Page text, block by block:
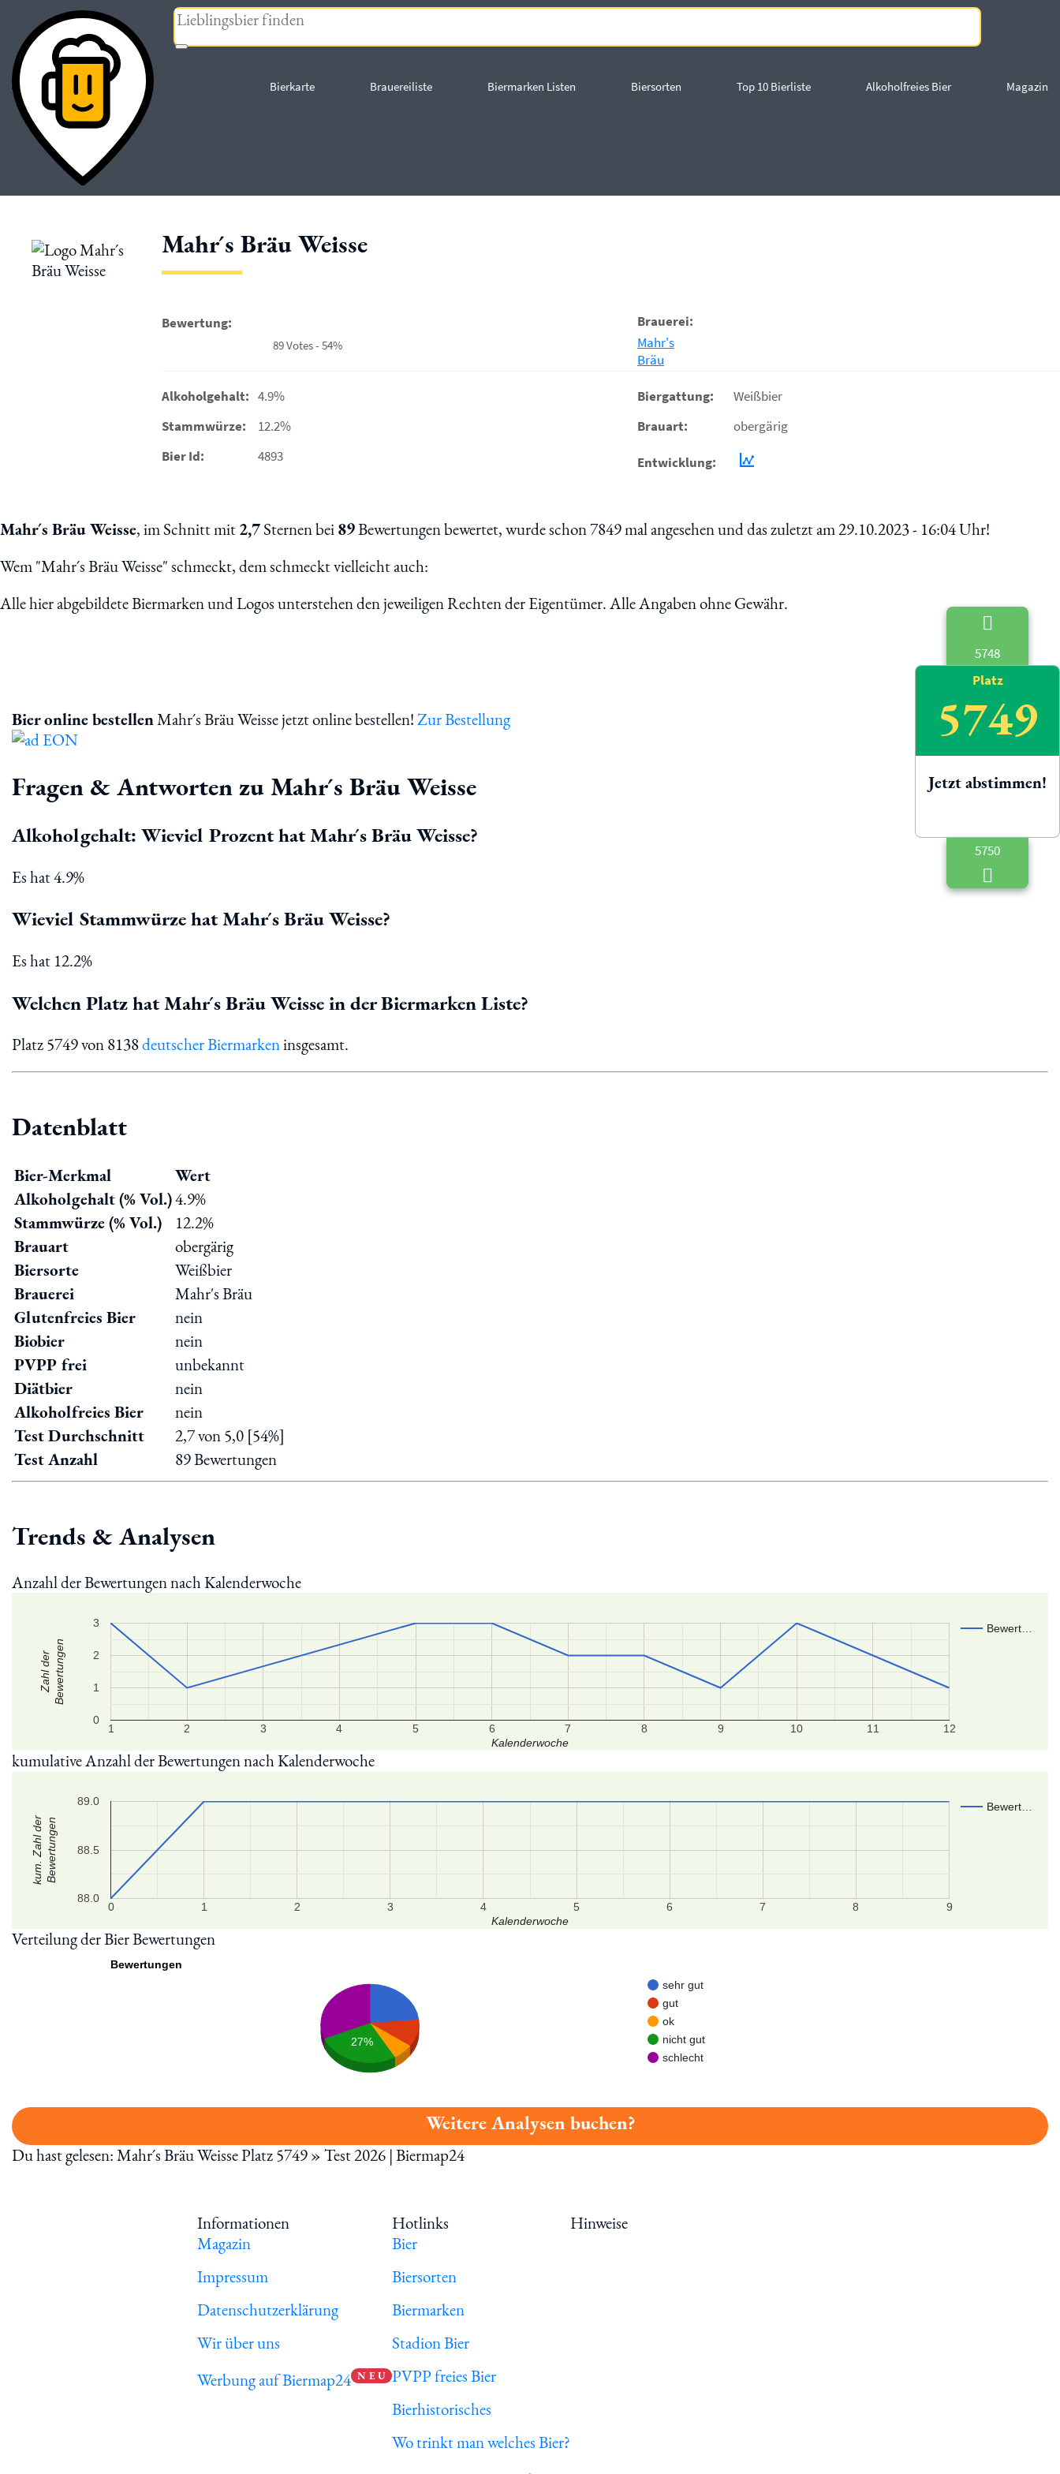
Bierkarte Brauereiliste Biermarken Listen Biersorten Top 10 Bierliste Alkoholfreies Bier Magazin
« zurück
Mahr´s Bräu Weisse
Bewertung:
89 Votes - 54%
Brauerei:
Mahr's
Bräu
Alkoholgehalt: 4.9%
Stammwürze:
12.2%
Bier Id:
4893
Biergattung:
Weißbier
Brauart:
obergärig
Entwicklung:
Mahr´s Bräu Weisse, im Schnitt mit2,7Sternen bei89Bewertungen bewertet, wurde schon 7849 mal angesehen und das zuletzt am 29.10.2023 - 16:04 Uhr!
Wem "Mahr´s Bräu Weisse" schmeckt, dem schmeckt vielleicht auch:
Alle hier abgebildete Biermarken und Logos unterstehen den jeweiligen Rechten der Eigentümer. Alle Angaben ohne Gewähr.
5748
Platz
5749
Jetzt abstimmen!
5750
Bier online bestellenMahr´s Bräu Weisse jetzt online bestellen!Zur Bestellung
Fragen & Antworten zu Mahr´s Bräu Weisse
Alkoholgehalt: Wieviel Prozent hat Mahr´s Bräu Weisse?
Es hat 4.9%
Wieviel Stammwürze hat Mahr´s Bräu Weisse?
Es hat 12.2%
Welchen Platz hat Mahr´s Bräu Weisse in der Biermarken Liste?
Platz 5749 von 8138deutscher Biermarkeninsgesamt.
Datenblatt
Bier-Merkmal
Wert
Alkoholgehalt (% Vol.)4.9%
Stammwürze (% Vol.)
12.2%
Brauart
obergärig
Biersorte
Weißbier
Brauerei
Mahr's Bräu
Glutenfreies Bier
nein
Biobier
nein
PVPP frei
unbekannt
Diätbier
nein
Alkoholfreies Bier
nein
Test Durchschnitt
2,7 von 5,0 [54%]
Test Anzahl
89 Bewertungen
Trends & Analysen
Anzahl der Bewertungen nach Kalenderwoche
Bewert…
1 2 3 4 5 6 7 8 9 10 11 12
0
1
2
3
Kalenderwoche
Zahl derBewertungen
kumulative Anzahl der Bewertungen nach Kalenderwoche
Bewert…
0 1 2 3 4 5 6 7 8 9
88.0
88.5
89.0
Kalenderwoche
kum. Zahl derBewertungen
Verteilung der Bier Bewertungen
Bewertungen
sehr gut
gut
ok
nicht gut
schlecht
27%
Weitere Analysen buchen?
Du hast gelesen: Mahr´s Bräu Weisse Platz 5749 » Test 2026 | Biermap24
Informationen
Magazin
Impressum
Datenschutzerklärung
Wir über uns
Werbung auf Biermap24 N E U
Hotlinks
Bier
Biersorten
Biermarken
Stadion Bier
PVPP freies Bier
Bierhistorisches
Wo trinkt man welches Bier?
Hinweise